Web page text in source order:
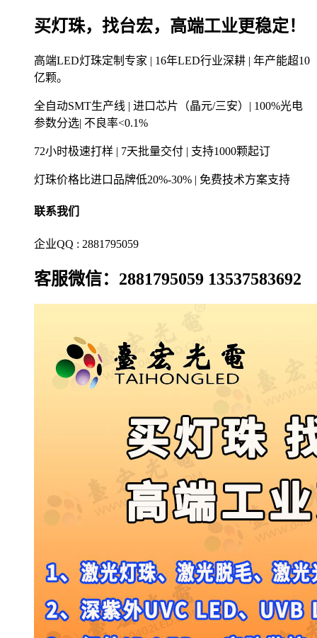
买灯珠，找台宏，高端工业更稳定！
高端LED灯珠定制专家 | 16年LED行业深耕 | 年产能超10
亿颗。
全自动SMT生产线 | 进口芯片（晶元/三安）| 100%光电
参数分选| 不良率<0.1%
72小时极速打样 | 7天批量交付 | 支持1000颗起订
灯珠价格比进口品牌低20%-30% | 免费技术方案支持
联系我们
企业QQ : 2881795059
客服微信：2881795059 13537583692